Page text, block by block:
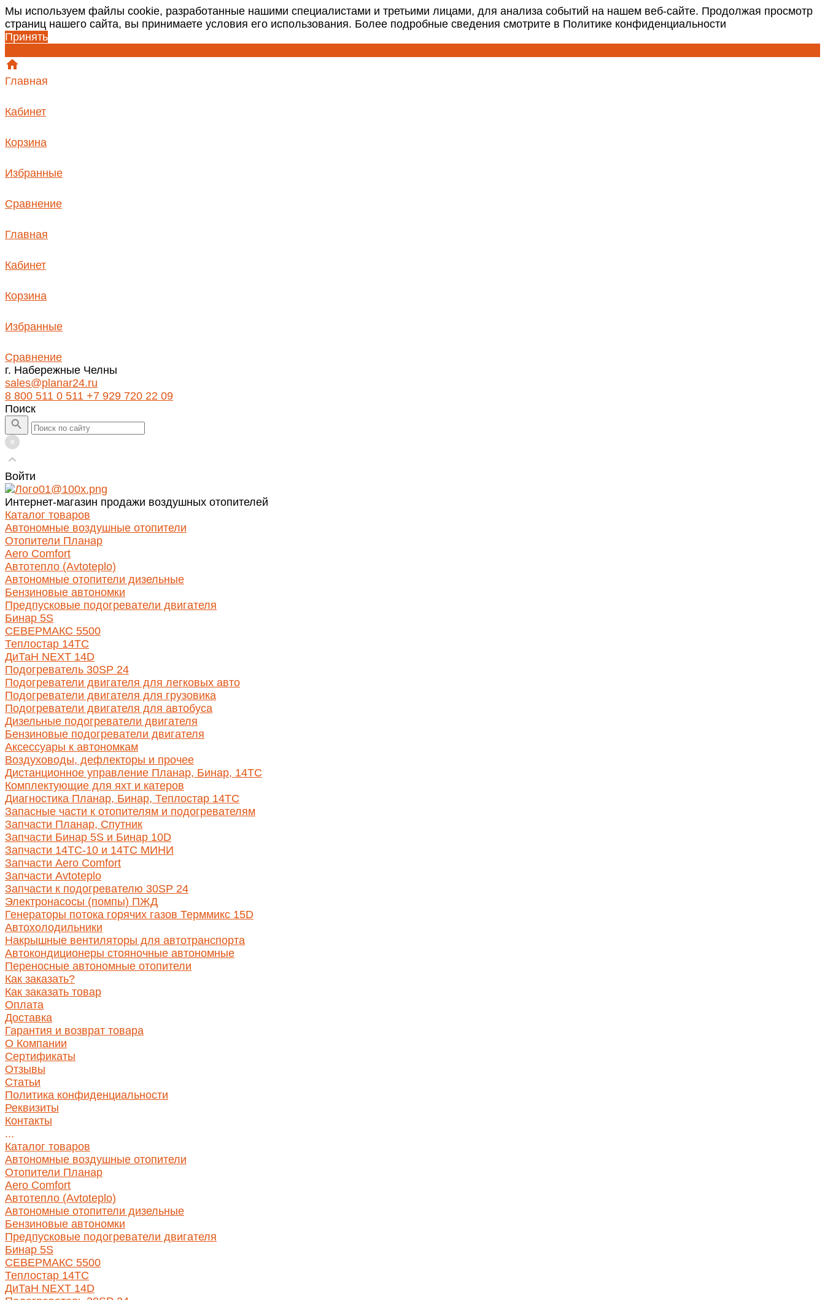
Мы используем файлы cookie, разработанные нашими специалистами и третьими лицами, для анализа событий на нашем веб-сайте. Продолжая просмотр
страниц нашего сайта, вы принимаете условия его использования. Более подробные сведения смотрите в Политике конфиденциальности
Принять
Главная
Кабинет
Корзина
Избранные
Сравнение
Главная
Кабинет
Корзина
Избранные
Сравнение
г. Набережные Челны
sales@planar24.ru
8 800 511 0 511 +7 929 720 22 09
Поиск
Войти
Интернет-магазин продажи воздушных отопителей
Каталог товаров
Автономные воздушные отопители
Отопители Планар
Aero Comfort
Автотепло (Avtoteplo)
Автономные отопители дизельные
Бензиновые автономки
Предпусковые подогреватели двигателя
Бинар 5S
СЕВЕРМАКС 5500
Теплостар 14ТС
ДиТаН NEXT 14D
Подогреватель 30SP 24
Подогреватели двигателя для легковых авто
Подогреватели двигателя для грузовика
Подогреватели двигателя для автобуса
Дизельные подогреватели двигателя
Бензиновые подогреватели двигателя
Аксессуары к автономкам
Воздуховоды, дефлекторы и прочее
Дистанционное управление Планар, Бинар, 14ТС
Комплектующие для яхт и катеров
Диагностика Планар, Бинар, Теплостар 14ТС
Запасные части к отопителям и подогревателям
Запчасти Планар, Спутник
Запчасти Бинар 5S и Бинар 10D
Запчасти 14ТС-10 и 14ТС МИНИ
Запчасти Aero Comfort
Запчасти Avtoteplo
Запчасти к подогревателю 30SP 24
Электронасосы (помпы) ПЖД
Генераторы потока горячих газов Терммикс 15D
Автохолодильники
Накрышные вентиляторы для автотранспорта
Автокондиционеры стояночные автономные
Переносные автономные отопители
Как заказать?
Как заказать товар
Оплата
Доставка
Гарантия и возврат товара
О Компании
Сертификаты
Отзывы
Статьи
Политика конфиденциальности
Реквизиты
Контакты
...
Каталог товаров
Автономные воздушные отопители
Отопители Планар
Aero Comfort
Автотепло (Avtoteplo)
Автономные отопители дизельные
Бензиновые автономки
Предпусковые подогреватели двигателя
Бинар 5S
СЕВЕРМАКС 5500
Теплостар 14ТС
ДиТаН NEXT 14D